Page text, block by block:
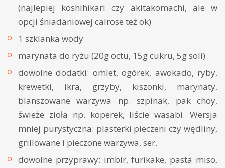
(najlepiej koshihikari czy akitakomachi, ale w
opcji śniadaniowej calrose też ok)
1 szklanka wody
marynata do ryżu (20g octu, 15g cukru, 5g soli)
dowolne dodatki: omlet, ogórek, awokado, ryby,
krewetki, ikra, grzyby, kiszonki, marynaty,
blanszowane warzywa np. szpinak, pak choy,
świeże zioła np. koperek, liście wasabi. Wersja
mniej purystyczna: plasterki pieczeni czy wędliny,
grillowane i pieczone warzywa, ser.
dowolne przyprawy: imbir, furikake, pasta miso,